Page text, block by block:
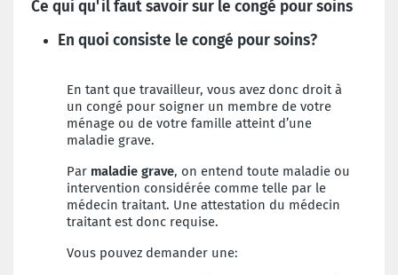
Ce qui qu'il faut savoir sur le congé pour soins
En quoi consiste le congé pour soins?
En tant que travailleur, vous avez donc droit à
un congé pour soigner un membre de votre
ménage ou de votre famille atteint d’une
maladie grave.
Par maladie grave, on entend toute maladie ou
intervention considérée comme telle par le
médecin traitant. Une attestation du médecin
traitant est donc requise.
Vous pouvez demander une: